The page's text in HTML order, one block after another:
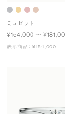
ミュゼット
¥154,000 〜
表示商品： ¥154,000